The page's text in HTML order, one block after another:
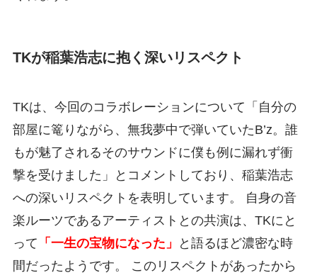
TKが稲葉浩志に抱く深いリスペクト
TKは、今回のコラボレーションについて「自分の
部屋に篭りながら、無我夢中で弾いていたB’z。誰
もが魅了されるそのサウンドに僕も例に漏れず衝
撃を受けました」とコメントしており、稲葉浩志
への深いリスペクトを表明しています。 自身の音
楽ルーツであるアーティストとの共演は、TKにと
って 「一生の宝物になった」
と語るほど濃密な時
間だったようです。 このリスペクトがあったから